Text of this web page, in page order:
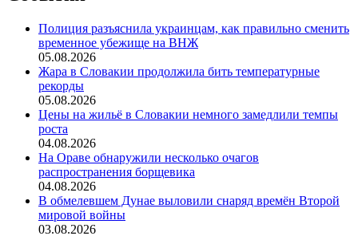
Полиция разъяснила украинцам, как правильно сменить
временное убежище на ВНЖ
05.08.2026
Жара в Словакии продолжила бить температурные
рекорды
05.08.2026
Цены на жильё в Словакии немного замедлили темпы
роста
04.08.2026
На Ораве обнаружили несколько очагов
распространения борщевика
04.08.2026
В обмелевшем Дунае выловили снаряд времён Второй
мировой войны
03.08.2026